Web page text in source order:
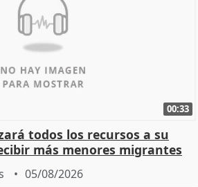
00:33
todos los recursos a su
más menores migrantes
05/08/2026